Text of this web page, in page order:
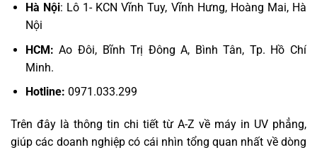
Hà Nội: Lô 1- KCN Vĩnh Tuy, Vĩnh Hưng, Hoàng Mai, Hà
Nội
HCM:Ao Đôi, Bĩnh Trị Đông A, Bình Tân, Tp. Hồ Chí
Minh.
Hotline: 0971.033.299
Trên đây là thông tin chi tiết từ A-Z về máy in UV phẳng,
giúp các doanh nghiệp có cái nhìn tổng quan nhất về dòng